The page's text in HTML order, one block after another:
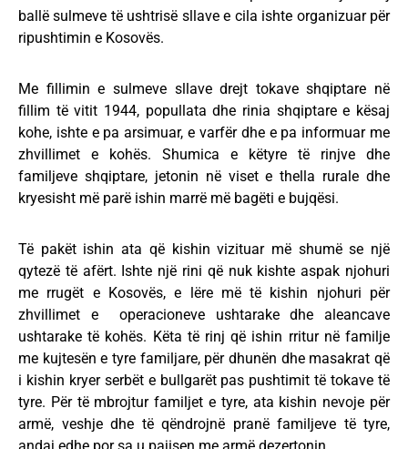
ballë sulmeve të ushtrisë sllave e cila ishte organizuar për
ripushtimin e Kosovës.
Me fillimin e sulmeve sllave drejt tokave shqiptare në
fillim të vitit 1944, popullata dhe rinia shqiptare e kësaj
kohe, ishte e pa arsimuar, e varfër dhe e pa informuar me
zhvillimet e kohës. Shumica e këtyre të rinjve dhe
familjeve shqiptare, jetonin në viset e thella rurale dhe
kryesisht më parë ishin marrë më bagëti e bujqësi.
Të pakët ishin ata që kishin vizituar më shumë se një
qytezë të afërt. Ishte një rini që nuk kishte aspak njohuri
me rrugët e Kosovës, e lëre më të kishin njohuri për
zhvillimet e operacioneve ushtarake dhe aleancave
ushtarake të kohës. Këta të rinj që ishin rritur në familje
me kujtesën e tyre familjare, për dhunën dhe masakrat që
i kishin kryer serbët e bullgarët pas pushtimit të tokave të
tyre. Për të mbrojtur familjet e tyre, ata kishin nevoje për
armë, veshje dhe të qëndrojnë pranë familjeve të tyre,